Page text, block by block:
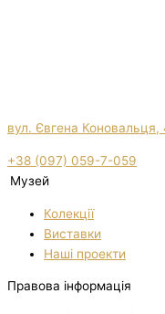
вул. Євгена Коновальця,
+38 (097) 059-7-059
Музей
Колекції
Виставки
Нашi проекти
Правова інформація